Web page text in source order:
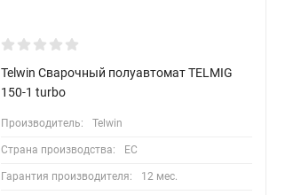
Telwin Сварочный полуавтомат TELMIG
150-1 turbo
Производитель: Telwin
Страна производства: EC
Гарантия производителя: 12 мес.